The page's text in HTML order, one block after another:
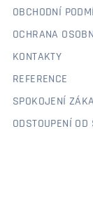
OBCHODNÍ
OCHRANA
KONTAKTY
REFERENCE
SPOKOJENÍ
ODSTOUPENÍ OD